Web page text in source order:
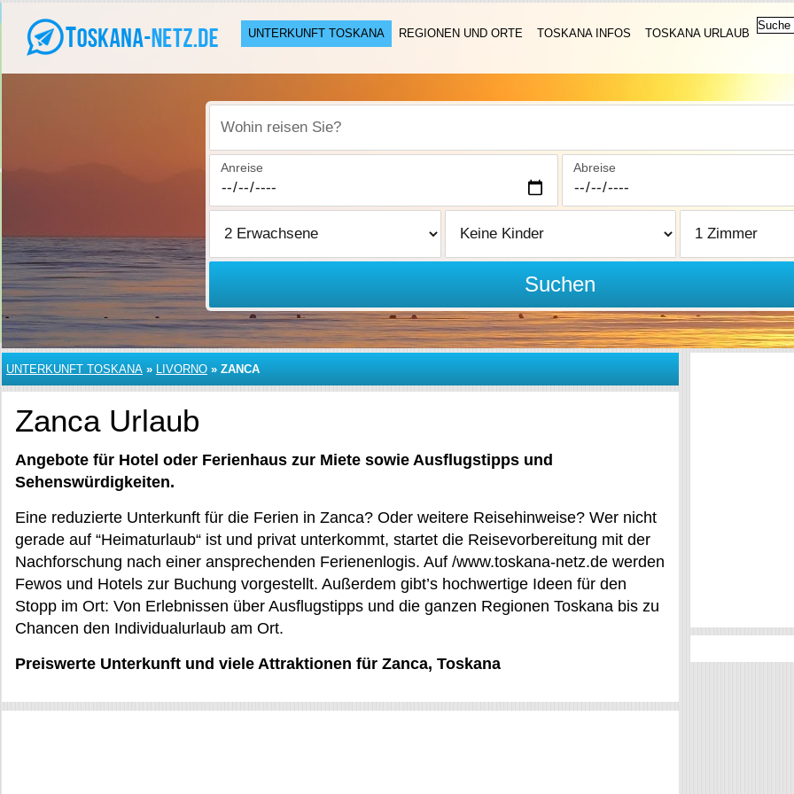
UNTERKUNFT TOSKANA REGIONEN UND ORTE TOSKANA INFOS TOSKANA URLAUB
Wohin reisen Sie?
Anreise Abreise
Suchen
UNTERKUNFT TOSKANA » LIVORNO » ZANCA
Zanca Urlaub
Angebote für Hotel oder Ferienhaus zur Miete sowie Ausflugstipps und
Sehenswürdigkeiten.
Eine reduzierte Unterkunft für die Ferien in Zanca? Oder weitere Reisehinweise? Wer nicht
gerade auf “Heimaturlaub“ ist und privat unterkommt, startet die Reisevorbereitung mit der
Nachforschung nach einer ansprechenden Ferienenlogis. Auf /www.toskana-netz.de werden
Fewos und Hotels zur Buchung vorgestellt. Außerdem gibt’s hochwertige Ideen für den
Stopp im Ort: Von Erlebnissen über Ausflugstipps und die ganzen Regionen Toskana bis zu
Chancen den Individualurlaub am Ort.
Preiswerte Unterkunft und viele Attraktionen für Zanca, Toskana